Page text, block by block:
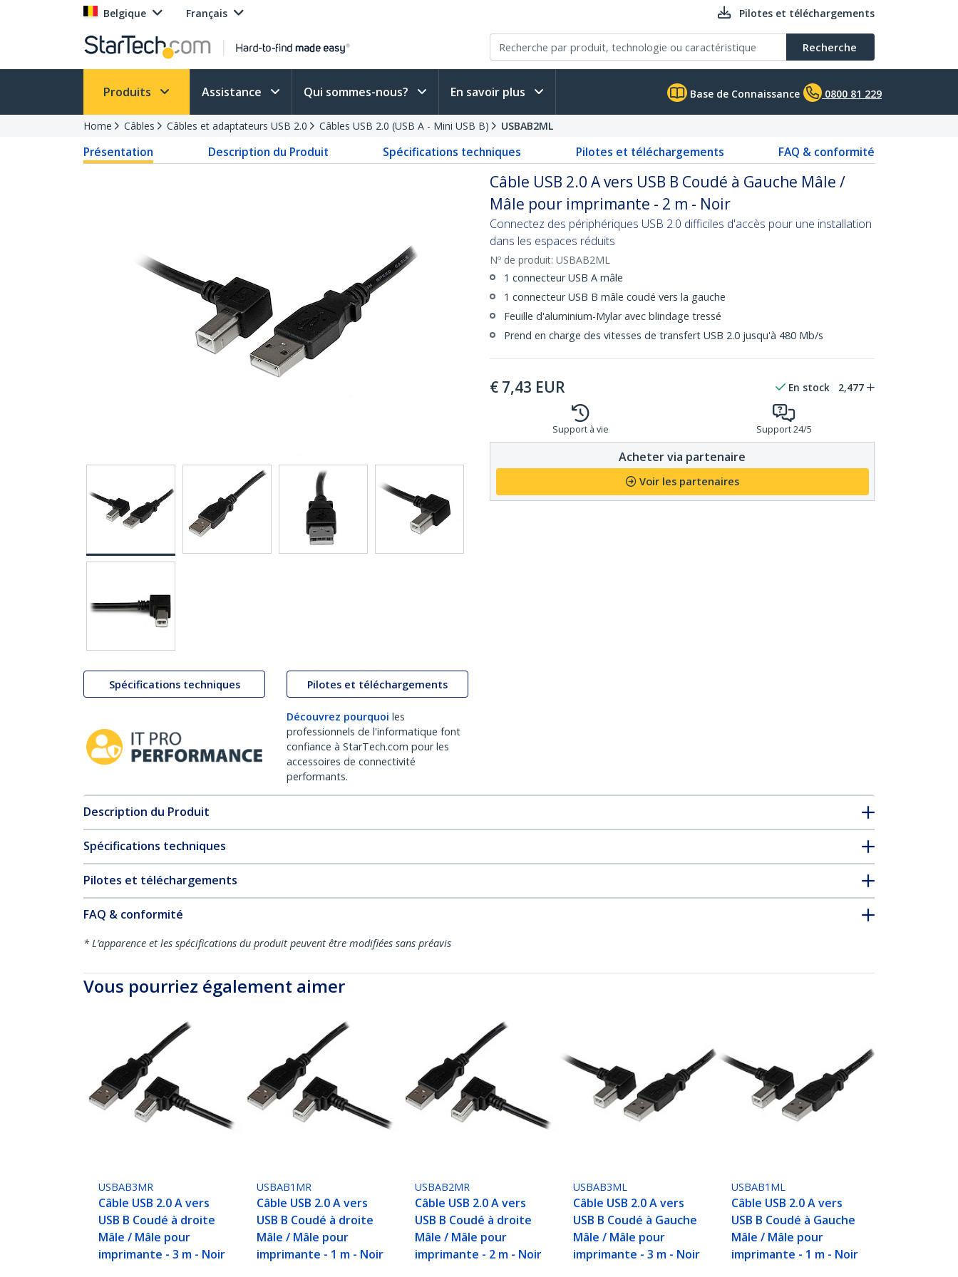
Belgique Français Pilotes et téléchargements
Recherche
Produits Assistance Qui sommes-nous? En savoir plus Base de Connaissance 0800 81 229
Home Câbles Câbles et adaptateurs USB 2.0 Câbles USB 2.0 (USB A - Mini USB B) USBAB2ML
Présentation Description du Produit Spécifications techniques Pilotes et téléchargements FAQ & conformité
Spécifications techniques Pilotes et téléchargements
Découvrez pourquoi les
professionnels de l'informatique font
confiance à StarTech.com pour les
accessoires de connectivité
performants.
Câble USB 2.0 A vers USB B Coudé à Gauche Mâle /
Mâle pour imprimante - 2 m - Noir
Connectez des périphériques USB 2.0 difficiles d'accès pour une installation
dans les espaces réduits
Nº de produit: USBAB2ML
1 connecteur USB A mâle
1 connecteur USB B mâle coudé vers la gauche
Feuille d'aluminium-Mylar avec blindage tressé
Prend en charge des vitesses de transfert USB 2.0 jusqu'à 480 Mb/s
€ 7,43 EUR En stock 2,477
Support à vie Support 24/5
Acheter via partenaire
Voir les partenaires
Description du Produit
Spécifications techniques
Pilotes et téléchargements
FAQ & conformité
* L’apparence et les spécifications du produit peuvent être modifiées sans préavis
Vous pourriez également aimer
USBAB3MR
Câble USB 2.0 A vers
USB B Coudé à droite
Mâle / Mâle pour
imprimante - 3 m - Noir
USBAB1MR
Câble USB 2.0 A vers
USB B Coudé à droite
Mâle / Mâle pour
imprimante - 1 m - Noir
USBAB2MR
Câble USB 2.0 A vers
USB B Coudé à droite
Mâle / Mâle pour
imprimante - 2 m - Noir
USBAB3ML
Câble USB 2.0 A vers
USB B Coudé à Gauche
Mâle / Mâle pour
imprimante - 3 m - Noir
USBAB1ML
Câble USB 2.0 A vers
USB B Coudé à Gauche
Mâle / Mâle pour
imprimante - 1 m - Noir